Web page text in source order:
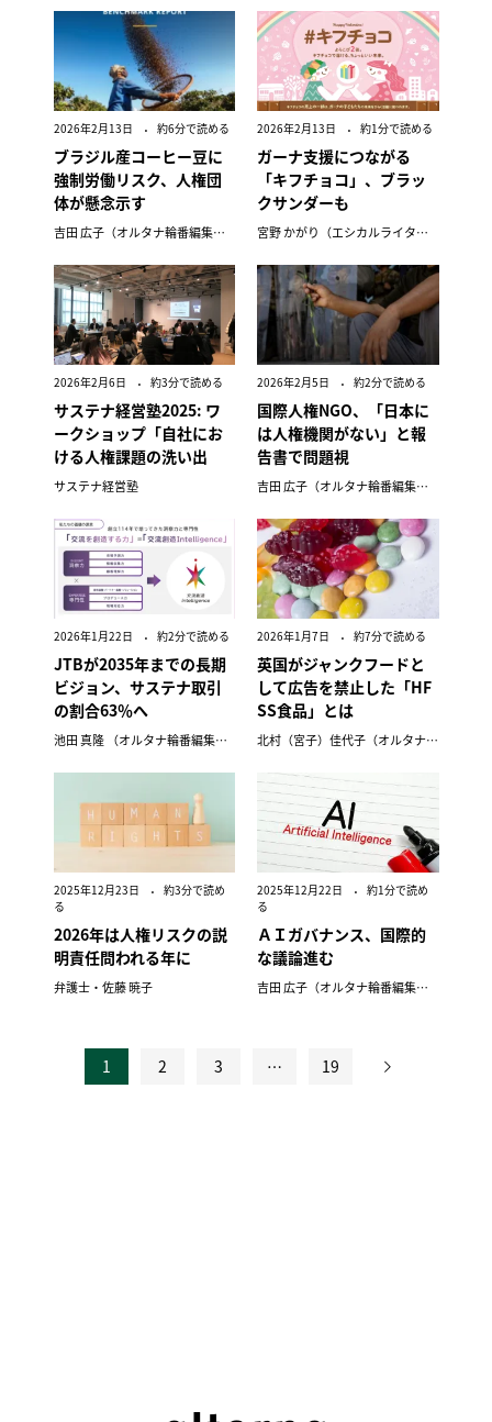
2026年2月13日 約6分で読める
ブラジル産コーヒー豆に
強制労働リスク、人権団
体が懸念示す
吉田 広子（オルタナ輪番編集長）
2026年2月13日 約1分で読める
ガーナ支援につながる
「キフチョコ」、ブラッ
クサンダーも
宮野 かがり（エシカルライター）
2026年2月6日 約3分で読める
サステナ経営塾2025: ワ
ークショップ「自社にお
ける人権課題の洗い出
し」
サステナ経営塾
2026年2月5日 約2分で読める
国際人権NGO、「日本に
は人権機関がない」と報
告書で問題視
吉田 広子（オルタナ輪番編集長）
2026年1月22日 約2分で読める
JTBが2035年までの長期
ビジョン、サステナ取引
の割合63％へ
池田 真隆 （オルタナ輪番編集長）
2026年1月7日 約7分で読める
英国がジャンクフードと
して広告を禁止した「HF
SS食品」とは
北村（宮子）佳代子（オルタナ輪番編集長）
2025年12月23日
約3分で読め
る
2026年は人権リスクの説
明責任問われる年に
弁護士・佐藤 暁子
2025年12月22日
約1分で読め
る
ＡＩガバナンス、国際的
な議論進む
吉田 広子（オルタナ輪番編集長）
投
1 2 3 … 19